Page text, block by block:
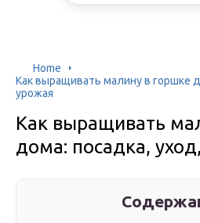
Home
Как выращивать малину в горшке
урожая
Как выращивать
дома: посадка,